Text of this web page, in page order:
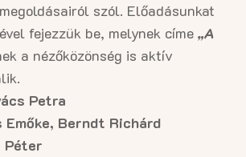
szól. Előadásunkat
fejezzük be, melynek címe „A
a nézőközönség is aktív
Petra
Emőke, Berndt Richárd
Péter